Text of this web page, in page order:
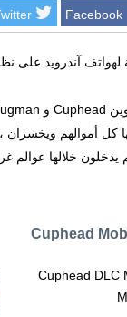
Facebook
كل أموالهم ويخسران
يدخلون خلالها عوالم
Cuphead DLC